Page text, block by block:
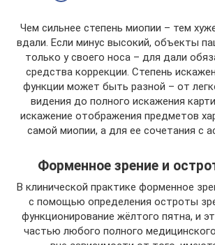
Чем сильнее степень миопии – тем
вдали. Если минус высокий, объекты
только у своего носа – для дали
средства коррекции. Степень
функции может быть разной – от
видения до полного искажения
искажение отображения предметов
самой миопии, а для ее сочетания с
Форменное зрение и
В клинической практике форменное
с помощью определения остроты
функционирование жёлтого пятна, и
частью любого полного